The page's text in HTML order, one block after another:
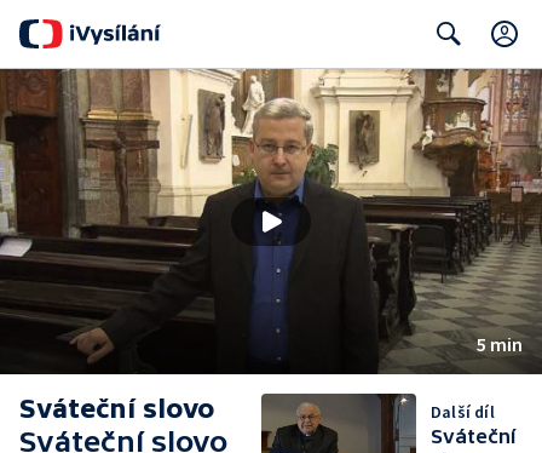
Search
5 min
Sváteční slovo
Sváteční slovo
Další díl
Sváteční